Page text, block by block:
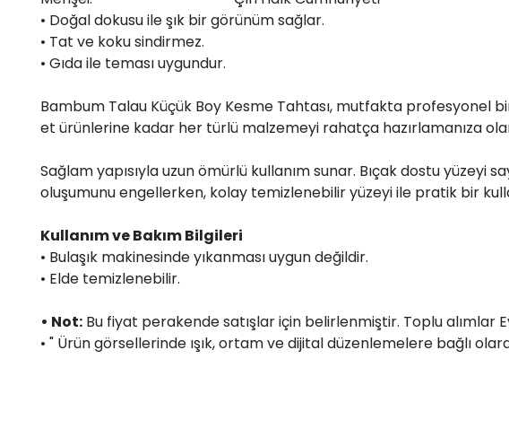
• Doğal dokusu ile şık bir görünüm sağlar.
• Tat ve koku sindirmez.
• Gıda ile teması uygundur.
Bambum Talau Küçük Boy Kesme Tahtası, mutfakta profesyonel
et ürünlerine kadar her türlü malzemeyi rahatça hazırlamanıza
Sağlam yapısıyla uzun ömürlü kullanım sunar. Bıçak dostu yüzeyi
oluşumunu engellerken, kolay temizlenebilir yüzeyi ile pratik bir
Kullanım ve Bakım Bilgileri
• Bulaşık makinesinde yıkanması uygun değildir.
• Elde temizlenebilir.
• Not: Bu fiyat perakende satışlar için belirlenmiştir. Toplu
• " Ürün görsellerinde ışık, ortam ve dijital düzenlemelere bağlı